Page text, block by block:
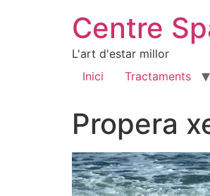
Centre
L'art d'estar millor
Inici
Tractaments
Propera